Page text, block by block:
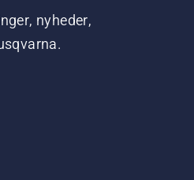
nyheder,